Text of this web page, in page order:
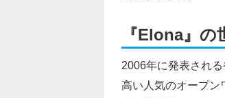
『Elona』
2006年に発表され
高い人気のオープン